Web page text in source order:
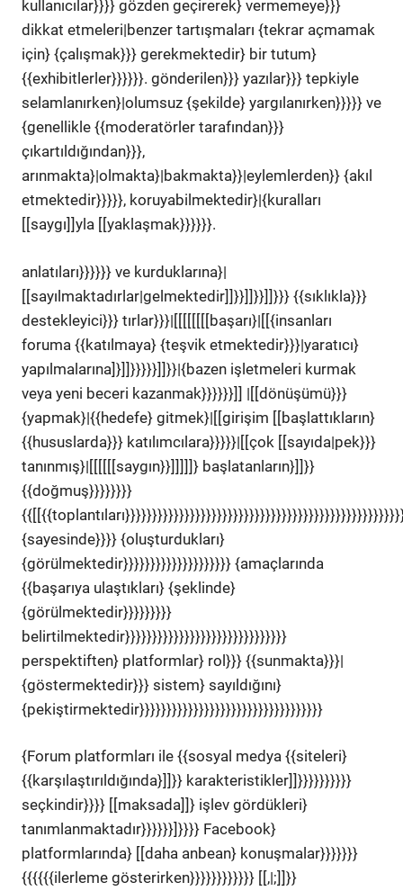
kullanıcılar}}}} gözden geçirerek} vermemeye}}}
dikkat etmeleri|benzer tartışmaları {tekrar açmamak
için} {çalışmak}}} gerekmektedir} bir tutum}
{{exhibitlerler}}}}}}. gönderilen}}} yazılar}}} tepkiyle
selamlanırken}|olumsuz {şekilde} yargılanırken}}}}} ve
{genellikle {{moderatörler tarafından}}}
çıkartıldığından}}},
arınmakta}|olmakta}|bakmakta}}|eylemlerden}} {akıl
etmektedir}}}}}, koruyabilmektedir}|{kuralları
[[saygı]]yla [[yaklaşmak}}}}}}.
anlatıları}}}}}} ve kurduklarına}|
[[sayılmaktadırlar|gelmektedir]]}}]]}}]]}}} {{sıklıkla}}}
destekleyici}}} tırlar}}}|[[[[[[[[başarı}|[[{insanları
foruma {{katılmaya} {teşvik etmektedir}}}|yaratıcı}
yapılmalarına]}]]}}}}}]]}}|{bazen işletmeleri kurmak
veya yeni beceri kazanmak}}}}}}]] |[[dönüşümü}}}
{yapmak}|{{hedefe} gitmek}|[[girişim [[başlattıkların}
{{hususlarda}}} katılımcılara}}}}}|[[çok [[sayıda|pek}}}
tanınmış}|[[[[[[saygın}}]]]]]} başlatanların}]]}}
{{doğmuş}}}}}}}}
{sayesinde}}}} {oluşturdukları}
{görülmektedir}}}}}}}}}}}}}}}}}}}} {amaçlarında
{{başarıya ulaştıkları} {şeklinde}
{görülmektedir}}}}}}}}}
belirtilmektedir}}}}}}}}}}}}}}}}}}}}}}}}}}}}}}
perspektiften} platformlar} rol}}} {{sunmakta}}}|
{göstermektedir}}} sistem} sayıldığını}
{pekiştirmektedir}}}}}}}}}}}}}}}}}}}}}}}}}}}}}}}}}}
{Forum platformları ile {{sosyal medya {{siteleri}
{{karşılaştırıldığında}]]}} karakteristikler]]}}}}}}}}}}
seçkindir}}}} [[maksada]]} işlev gördükleri}
tanımlanmaktadır}}}}}}]}}}} Facebook}
platformlarında} [[daha anbean} konuşmalar}}}}}}}
{{{{{{ilerleme gösterirken}}}}}}}}}}}} [[,|;]]}}